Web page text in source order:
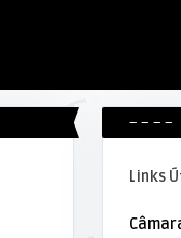
– – – –
Links